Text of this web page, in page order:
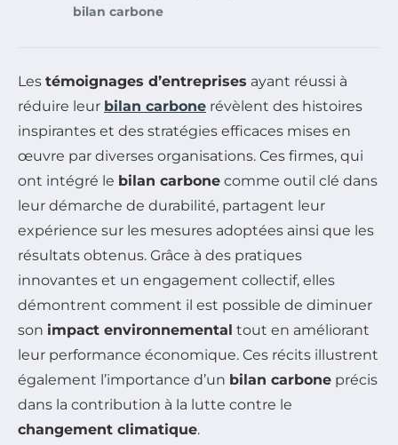
bilan carbone
Les témoignages d’entreprises ayant réussi à
réduire leur bilan carbone révèlent des histoires
inspirantes et des stratégies efficaces mises en
œuvre par diverses organisations. Ces firmes, qui
ont intégré le bilan carbone comme outil clé dans
leur démarche de durabilité, partagent leur
expérience sur les mesures adoptées ainsi que les
résultats obtenus. Grâce à des pratiques
innovantes et un engagement collectif, elles
démontrent comment il est possible de diminuer
son impact environnemental tout en améliorant
leur performance économique. Ces récits illustrent
également l’importance d’un bilan carbone précis
dans la contribution à la lutte contre le
changement climatique.